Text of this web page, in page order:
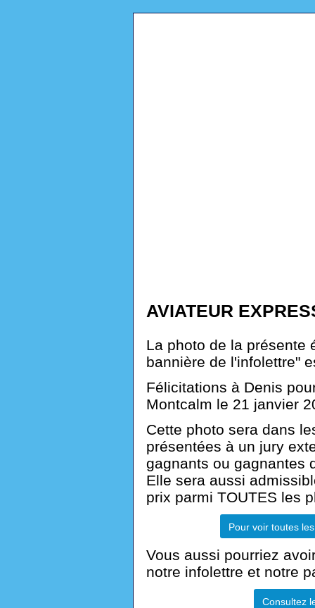
AVIATEUR
La photo de la présente
bannière de l'infolettre"
Félicitations à Denis
Montcalm le 21 janvier
Cette photo sera dans
présentées à un jury
gagnants ou gagnantes
Elle sera aussi
prix parmi TOUTES les
Pour voir toutes
Vous aussi pourriez
notre infolettre et notre
Consultez